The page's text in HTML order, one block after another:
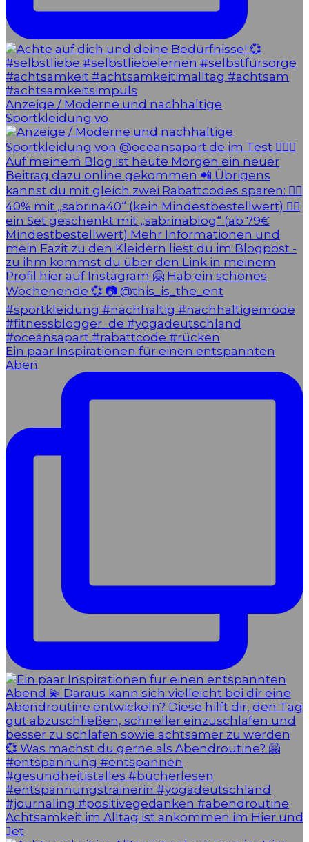
Anzeige / Moderne und nachhaltige
Sportkleidung vo
Ein paar Inspirationen für einen entspannten
Aben
Achtsamkeit im Alltag ist ankommen im Hier und
Jet